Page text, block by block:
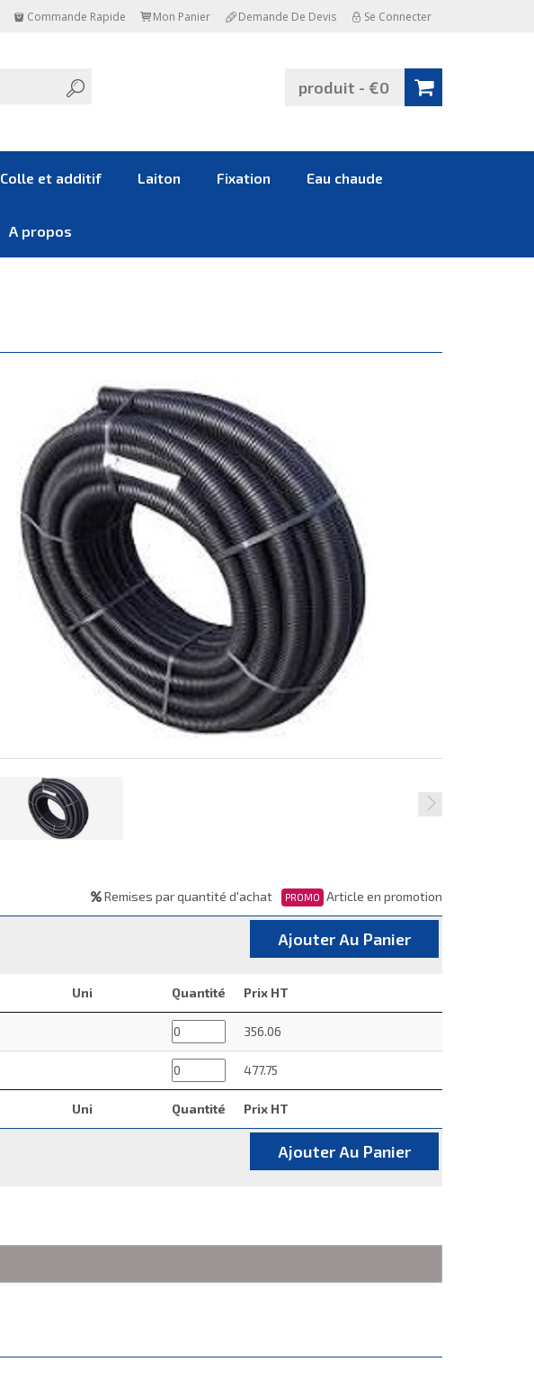
Commande Rapide Mon Panier Demande De Devis Se Connecter
produit - €0
Colle et additif Laiton Fixation Eau chaude
A propos
Remises par quantité d'achat PROMO Article en promotion
Ajouter Au Panier
Uni Quantité Prix HT
Uni Quantité Prix HT
356.06
477.75
Ajouter Au Panier